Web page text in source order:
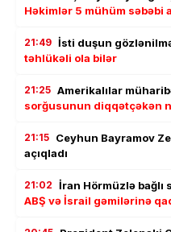
Həkimlər 5 mühüm səbəbi
21:49 İsti duşun
təhlükəli ola bilər
21:25 Amerikalılar
sorğusunun diqqətçəkən
21:15 Ceyhun Bayramov
açıqladı
21:02 İran Hörmüzlə bağlı
ABŞ və İsrail gəmilərinə